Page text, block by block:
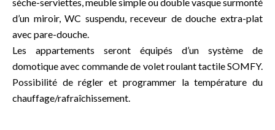
d’un miroir, WC suspendu, receveur de douche extra-plat
avec pare-douche.
Les appartements seront équipés d’un système de
domotique avec commande de volet roulant tactile SOMFY.
Possibilité de régler et programmer la température du
chauffage/rafraîchissement.